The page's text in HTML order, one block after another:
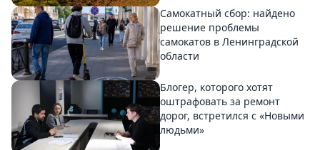
Самокатный сбор: найдено
решение проблемы
самокатов в Ленинградской
области
Блогер, которого хотят
оштрафовать за ремонт
дорог, встретился с «Новыми
людьми»